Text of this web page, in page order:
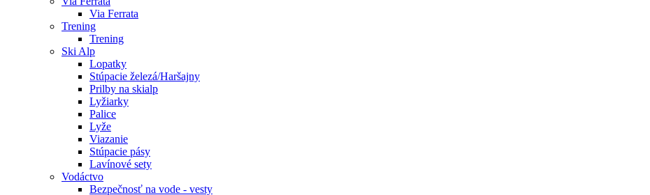
Via Ferrata
Trening
Trening
Ski Alp
Lopatky
Stúpacie železá/Haršajny
Prilby na skialp
Lyžiarky
Palice
Lyže
Viazanie
Stúpacie pásy
Lavínové sety
Vodáctvo
Bezpečnosť na vode - vesty